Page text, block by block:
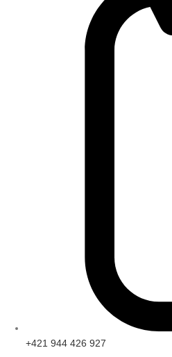
+421 944 426 927